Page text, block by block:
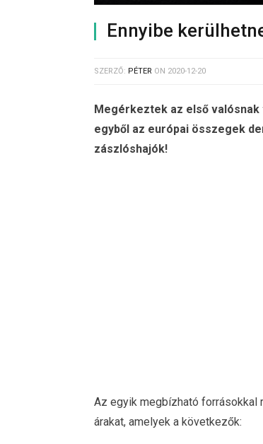
Ennyibe
SZERZŐ: PÉTER ON 2020-12-20
Megérkeztek az első valósnak
egyből az európai összegek
zászlóshajók!
Az egyik megbízható forrásokkal
árakat, amelyek a következők: